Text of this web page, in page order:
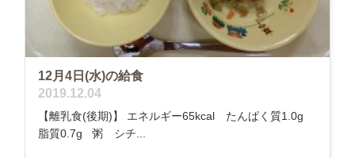
12月4日(水)の給食
2019.12.04
【離乳食(後期)】 エネルギー65kcal たんぱく質1.0g
脂質0.7g 粥 シチ...